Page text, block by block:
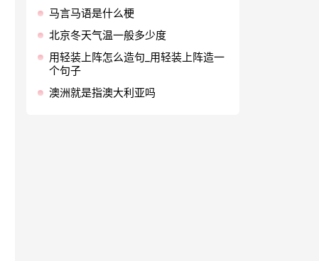
马言马语是什么梗
北京冬天气温一般多少度
用轻装上阵怎么造句_用轻装上阵造一
个句子
澳洲就是指澳大利亚吗